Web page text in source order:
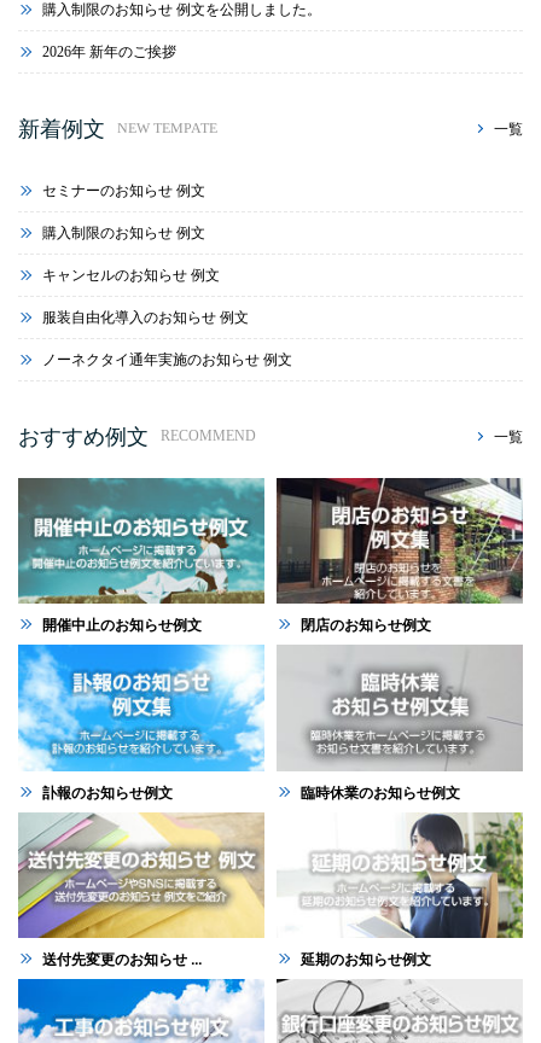
購入制限のお知らせ 例文を公開しました。
2026年 新年のご挨拶
新着例文 NEW TEMPATE 一覧
セミナーのお知らせ 例文
購入制限のお知らせ 例文
キャンセルのお知らせ 例文
服装自由化導入のお知らせ 例文
ノーネクタイ通年実施のお知らせ 例文
おすすめ例文 RECOMMEND 一覧
開催中止のお知らせ例文 閉店のお知らせ例文
訃報のお知らせ例文 臨時休業のお知らせ例文
送付先変更のお知らせ ... 延期のお知らせ例文